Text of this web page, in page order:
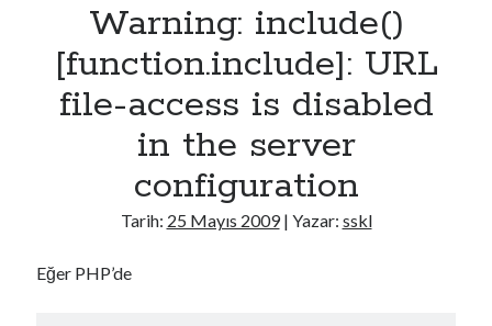
l
t
o
n
P
a
t
t
Warning: include()
[function.include]: URL
file-access is disabled
in the server
configuration
Tarih: 25 Mayıs 2009| Yazar: sskl
Eğer PHP’de